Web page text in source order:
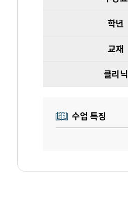
학년
교재
클리닉
수업 특징